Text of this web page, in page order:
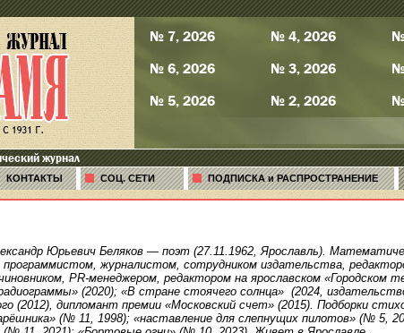
№ 7, 2026
№ 6, 2026
№ 5, 2026
№ 4, 2026
№ 3, 2026
№ 2, 2026
№
№
№
журнал
КОНТАКТЫ СОЦ. СЕТИ ПОДПИСКА и РАСПРОСТРАНЕНИЕ
Юрьевич Беляков — поэт (27.11.1962, Ярославль).
журналистом, сотрудником издательства,
PR-менеджером, редактором на ярославском «Городском
(2020); «В стране стоячего солнца» (2024,
(2012), дипломант премии «Московский счет» (2015). Подборки
(№ 11, 1998); «наставление для слепнущих пилотов» (№ 5,